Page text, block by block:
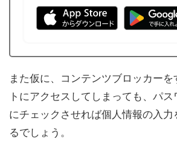
また仮に、コンテンツブロッカーを
トにアクセスしてしまっても、パス
にチェックさせれば個人情報の入力
るでしょう。